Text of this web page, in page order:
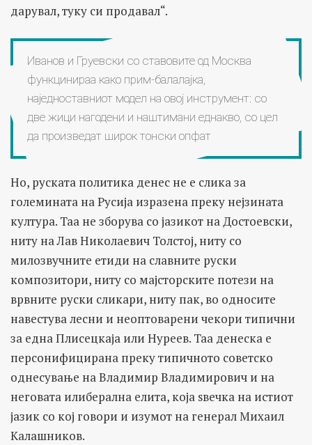
дарувал, туку си продавал“.
Иванов и Груевски со ставовите од Москва
функцинираа како прим-балалајка,
наједноставниот модел на овој инструмент: со
две жици нагодени и наштимани еднакво, со цел
да произведат широк тонски опфат
Но, руската политика денес не е слика за
големината на Русија изразена преку нејзината
култура. Таа не зборува со јазикот на Достоевски,
ниту на Лав Николаевич Толстој, ниту со
милозвучните етиди на славните руски
композитори, ниту со мајсторските потези на
врвните руски сликари, ниту пак, во односите
навестува лесни и неоптоварени чекори типични
за една Плисецкаја или Нуреев. Таа денеска е
персонифицирана преку типичното советско
однесување на Владимир Владимирович и на
неговата илиберална елита, која ѕвечка на истиот
јазик со кој говори и изумот на генерал Михаил
Калашников.